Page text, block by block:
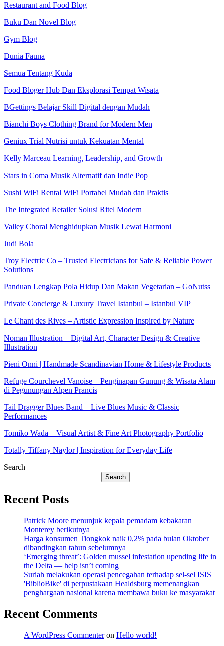
Restaurant and Food Blog
Buku Dan Novel Blog
Gym Blog
Dunia Fauna
Semua Tentang Kuda
Food Bloger Hub Dan Eksplorasi Tempat Wisata
BGettings Belajar Skill Digital dengan Mudah
Bianchi Boys Clothing Brand for Modern Men
Geniux Trial Nutrisi untuk Kekuatan Mental
Kelly Marceau Learning, Leadership, and Growth
Stars in Coma Musik Alternatif dan Indie Pop
Sushi WiFi Rental WiFi Portabel Mudah dan Praktis
The Integrated Retailer Solusi Ritel Modern
Valley Choral Menghidupkan Musik Lewat Harmoni
Judi Bola
Troy Electric Co – Trusted Electricians for Safe & Reliable Power
Solutions
Panduan Lengkap Pola Hidup Dan Makan Vegetarian – GoNutss
Private Concierge & Luxury Travel Istanbul – Istanbul VIP
Le Chant des Rives – Artistic Expression Inspired by Nature
Noman Illustration – Digital Art, Character Design & Creative
Illustration
Pieni Onni | Handmade Scandinavian Home & Lifestyle Products
Refuge Courchevel Vanoise – Penginapan Gunung & Wisata Alam
di Pegunungan Alpen Prancis
Tail Dragger Blues Band – Live Blues Music & Classic
Performances
Tomiko Wada – Visual Artist & Fine Art Photography Portfolio
Totally Tiffany Naylor | Inspiration for Everyday Life
Search
Search
Recent Posts
Patrick Moore menunjuk kepala pemadam kebakaran
Monterey berikutnya
Harga konsumen Tiongkok naik 0,2% pada bulan Oktober
dibandingkan tahun sebelumnya
‘Emerging threat’: Golden mussel infestation upending life in
the Delta — help isn’t coming
Suriah melakukan operasi pencegahan terhadap sel-sel ISIS
'BiblioBike' di perpustakaan Healdsburg memenangkan
penghargaan nasional karena membawa buku ke masyarakat
Recent Comments
A WordPress Commenteron Hello world!